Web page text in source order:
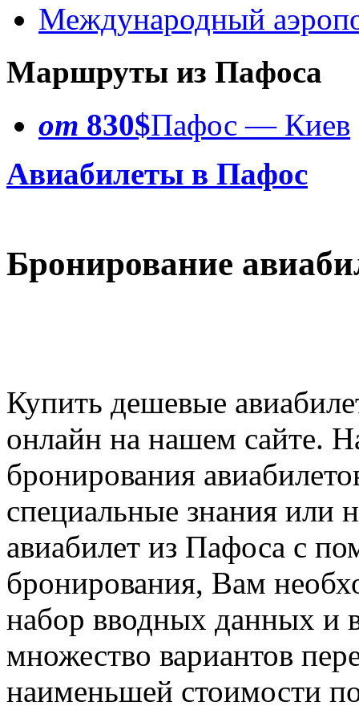
Международный
Маршруты из Пафоса
от 830$Пафос — Киев
Авиабилеты в Пафос
Бронирование
Купить дешевые
онлайн на нашем сайте.
бронирования
специальные знания или
авиабилет из Пафоса с
бронирования, Вам
набор вводных данных и
множество вариантов
наименьшей стоимости